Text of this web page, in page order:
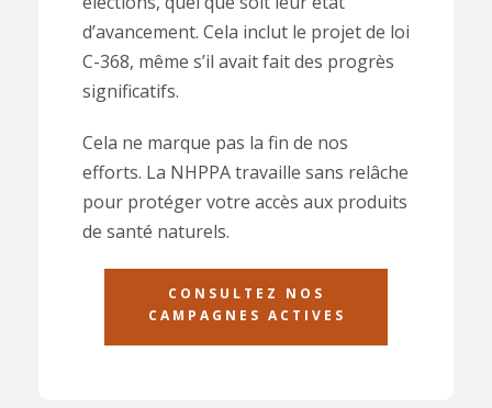
d’avancement. Cela inclut le projet de loi
C-368, même s’il avait fait des progrès
significatifs.
Cela ne marque pas la fin de nos
efforts. La NHPPA travaille sans relâche
pour protéger votre accès aux produits
de santé naturels.
CONSULTEZ NOS
CAMPAGNES ACTIVES